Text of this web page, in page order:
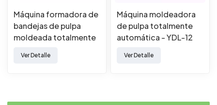
Máquina formadora de
bandejas de pulpa
moldeada totalmente
Ver Detalle
Máquina moldeadora
de pulpa totalmente
automática - YDL-12
Ver Detalle